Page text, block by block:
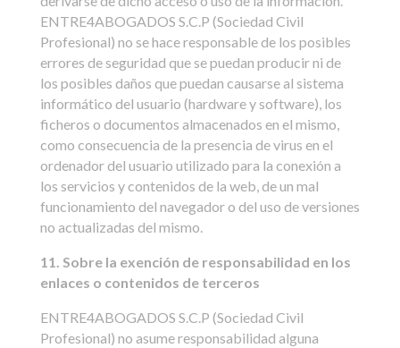
ENTRE4ABOGADOS S.C.P (Sociedad Civil
Profesional) no se hace responsable de los posibles
errores de seguridad que se puedan producir ni de
los posibles daños que puedan causarse al sistema
informático del usuario (hardware y software), los
ficheros o documentos almacenados en el mismo,
como consecuencia de la presencia de virus en el
ordenador del usuario utilizado para la conexión a
los servicios y contenidos de la web, de un mal
funcionamiento del navegador o del uso de versiones
no actualizadas del mismo.
11. Sobre la exención de responsabilidad en los
enlaces o contenidos de terceros
ENTRE4ABOGADOS S.C.P (Sociedad Civil
Profesional) no asume responsabilidad alguna